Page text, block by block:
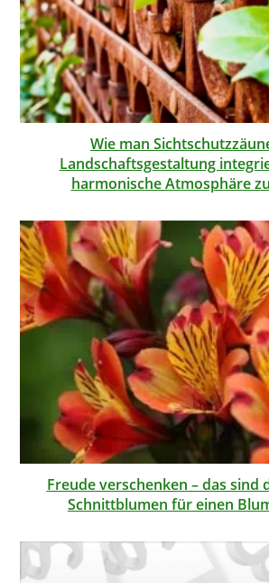
Wie man
Landschaftsgestaltung
harmonische Atmosphäre
Freude verschenken – das sind
Schnittblumen für einen